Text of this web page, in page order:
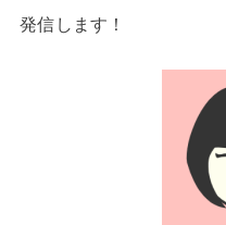
発信します！